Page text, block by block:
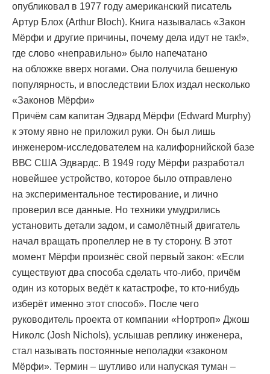
опубликовал в 1977 году американский писатель
Артур Блох (Arthur Bloch). Книга называлась «Закон
Мёрфи и другие причины, почему дела идут не так!»,
где слово «неправильно» было напечатано
на обложке вверх ногами. Она получила бешеную
популярность, и впоследствии Блох издал несколько
«Законов Мёрфи»
Причём сам капитан Эдвард Мёрфи (Edward Murphy)
к этому явно не приложил руки. Он был лишь
инженером-исследователем на калифорнийской базе
ВВС США Эдвардс. В 1949 году Мёрфи разработал
новейшее устройство, которое было отправлено
на экспериментальное тестирование, и лично
проверил все данные. Но техники умудрились
установить детали задом, и самолётный двигатель
начал вращать пропеллер не в ту сторону. В этот
момент Мёрфи произнёс свой первый закон: «Если
существуют два способа сделать что-либо, причём
один из которых ведёт к катастрофе, то кто-нибудь
изберёт именно этот способ». После чего
руководитель проекта от компании «Нортроп» Джош
Николс (Josh Nichols), услышав реплику инженера,
стал называть постоянные неполадки «законом
Мёрфи». Термин – шутливо или напуская туман –